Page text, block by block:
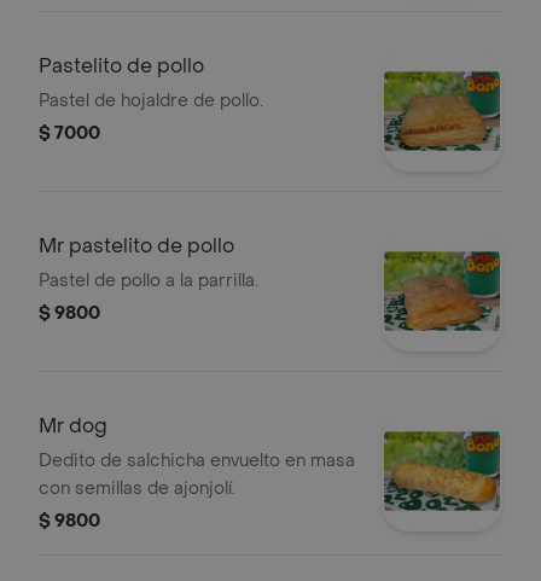
Pastelito de pollo
Pastel de hojaldre de pollo.
$ 7000
Mr pastelito de pollo
Pastel de pollo a la parrilla.
$ 9800
Mr dog
Dedito de salchicha envuelto en masa
con semillas de ajonjolí.
$ 9800